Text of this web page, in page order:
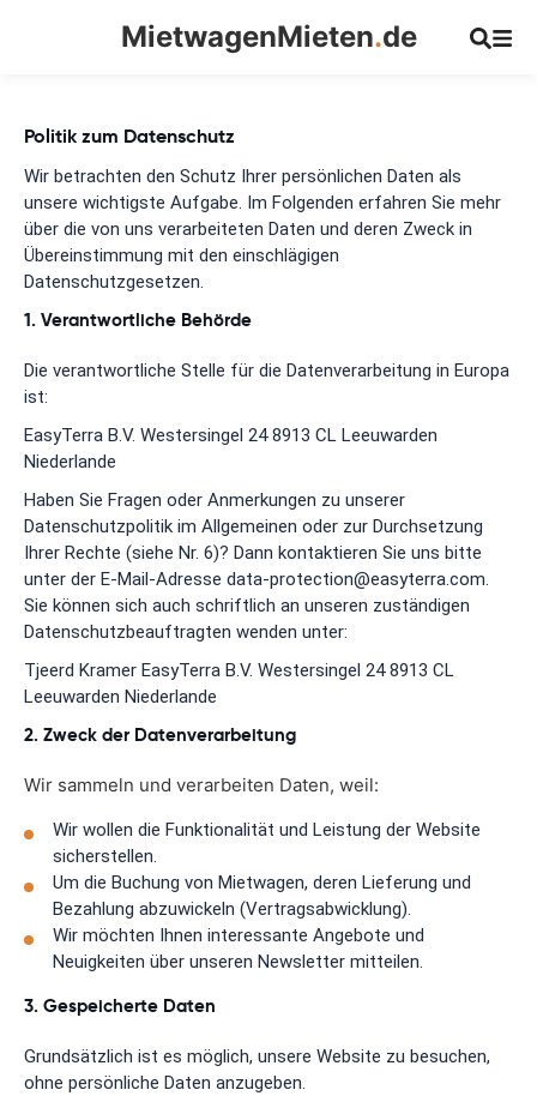
MietwagenMieten.de
Politik zum Datenschutz
Wir betrachten den Schutz Ihrer persönlichen Daten als
unsere wichtigste Aufgabe. Im Folgenden erfahren Sie mehr
über die von uns verarbeiteten Daten und deren Zweck in
Übereinstimmung mit den einschlägigen
Datenschutzgesetzen.
1. Verantwortliche Behörde
Die verantwortliche Stelle für die Datenverarbeitung in Europa
ist:
EasyTerra B.V. Westersingel 24 8913 CL Leeuwarden
Niederlande
Haben Sie Fragen oder Anmerkungen zu unserer
Datenschutzpolitik im Allgemeinen oder zur Durchsetzung
Ihrer Rechte (siehe Nr. 6)? Dann kontaktieren Sie uns bitte
unter der E-Mail-Adresse data-protection@easyterra.com.
Sie können sich auch schriftlich an unseren zuständigen
Datenschutzbeauftragten wenden unter:
Tjeerd Kramer EasyTerra B.V. Westersingel 24 8913 CL
Leeuwarden Niederlande
2. Zweck der Datenverarbeitung
Wir sammeln und verarbeiten Daten, weil:
Wir wollen die Funktionalität und Leistung der Website
sicherstellen.
Um die Buchung von Mietwagen, deren Lieferung und
Bezahlung abzuwickeln (Vertragsabwicklung).
Wir möchten Ihnen interessante Angebote und
Neuigkeiten über unseren Newsletter mitteilen.
3. Gespeicherte Daten
Grundsätzlich ist es möglich, unsere Website zu besuchen,
ohne persönliche Daten anzugeben.